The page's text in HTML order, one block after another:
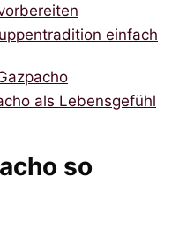
einfach
als Lebensgefühl
so